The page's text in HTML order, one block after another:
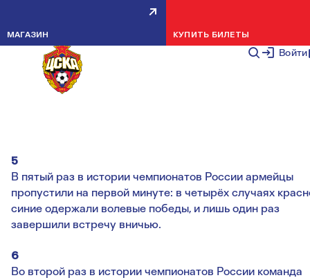
Войти
МАГАЗИН КУПИТЬ БИЛЕТЫ
ВПЕРВЫЕ В ИСТОРИИ
РОССИЙСКОГО ПЕРВЕНСТВА
ЗАФИКСИРОВАН СЧЁТ 6:4
5
В пятый раз в истории чемпионатов России армейцы
пропустили на первой минуте: в четырёх случаях
синие одержали волевые победы, и лишь один раз
завершили встречу вничью.
6
Во второй раз в истории чемпионатов России команда